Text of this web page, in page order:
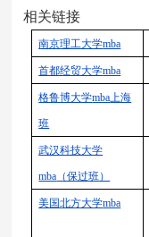
相关链接
南京理工大学mba
首都经贸大学mba
格鲁博大学mba上海
班
武汉科技大学
mba （保过班）
美国北方大学mba